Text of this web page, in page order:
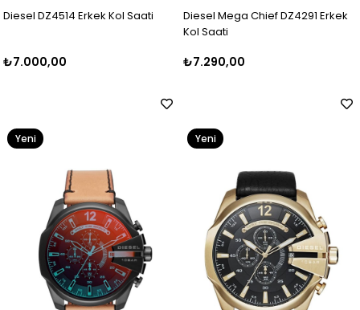
Diesel DZ4514 Erkek Kol Saati
₺7.000,00
Diesel Mega Chief DZ4291 Erkek
Kol Saati
₺7.290,00
Yeni
Yeni